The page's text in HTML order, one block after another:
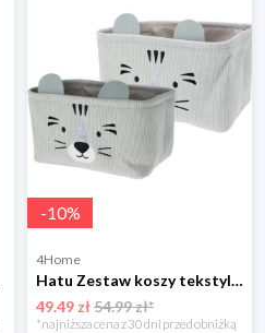
-10%
4Home
Hatu Zestaw koszy tekstylnych dla dzieci, szary, 2szt. 4-Home
49.49 zł54.99 zł*
*najniższa cena z 30 dni przed obniżką